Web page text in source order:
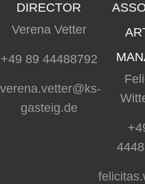
DIRECTOR
Verena Vetter
+49 89 44488792
verena.vetter@ks-
gasteig.de